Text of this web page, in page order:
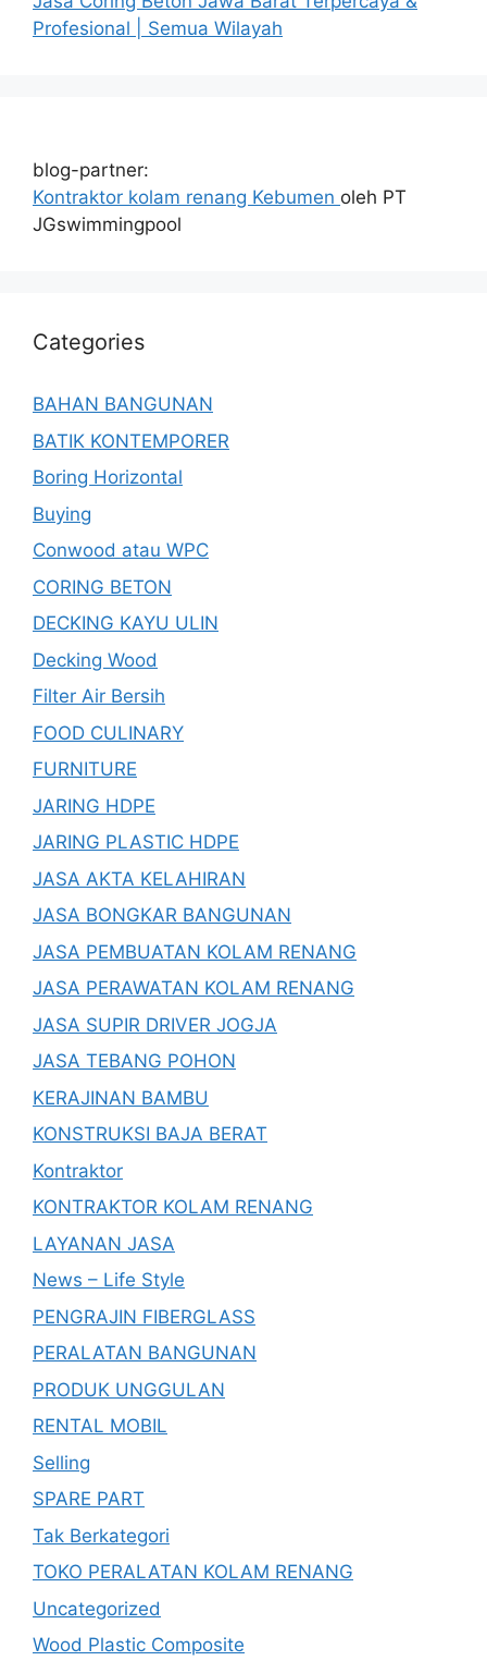
Profesional | Semua Wilayah
blog-partner:
Kontraktor kolam renang Kebumen oleh PT
JGswimmingpool
Categories
BAHAN BANGUNAN
BATIK KONTEMPORER
Boring Horizontal
Buying
Conwood atau WPC
CORING BETON
DECKING KAYU ULIN
Decking Wood
Filter Air Bersih
FOOD CULINARY
FURNITURE
JARING HDPE
JARING PLASTIC HDPE
JASA AKTA KELAHIRAN
JASA BONGKAR BANGUNAN
JASA PEMBUATAN KOLAM RENANG
JASA PERAWATAN KOLAM RENANG
JASA SUPIR DRIVER JOGJA
JASA TEBANG POHON
KERAJINAN BAMBU
KONSTRUKSI BAJA BERAT
Kontraktor
KONTRAKTOR KOLAM RENANG
LAYANAN JASA
News – Life Style
PENGRAJIN FIBERGLASS
PERALATAN BANGUNAN
PRODUK UNGGULAN
RENTAL MOBIL
Selling
SPARE PART
Tak Berkategori
TOKO PERALATAN KOLAM RENANG
Uncategorized
Wood Plastic Composite